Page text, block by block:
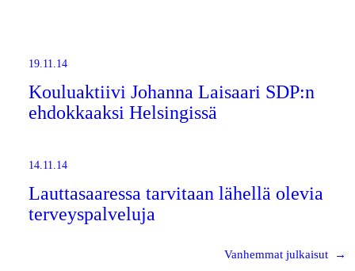
19.11.14
Kouluaktiivi Johanna Laisaari SDP:n
ehdokkaaksi Helsingissä
14.11.14
Lauttasaaressa tarvitaan lähellä olevia
terveyspalveluja
Vanhemmat julkaisut →